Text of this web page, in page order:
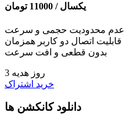
یکسال / 11000 تومان
عدم محدودیت حجمی و سرعت
قابلیت اتصال دو کاربر همزمان
بدون قطعی و افت سرعت
3 روز هدیه
خرید اشتراک
دانلود کانکشن ها